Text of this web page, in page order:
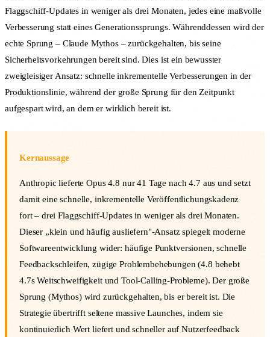
Flaggschiff-Updates in weniger als drei Monaten, jedes eine maßvolle
Verbesserung statt eines Generationssprungs. Währenddessen wird der
echte Sprung – Claude Mythos – zurückgehalten, bis seine
Sicherheitsvorkehrungen bereit sind. Dies ist ein bewusster
zweigleisiger Ansatz: schnelle inkrementelle Verbesserungen in der
Produktionslinie, während der große Sprung für den Zeitpunkt
aufgespart wird, an dem er wirklich bereit ist.
Kernaussage
Anthropic lieferte Opus 4.8 nur 41 Tage nach 4.7 aus und setzt
damit eine schnelle, inkrementelle Veröffentlichungskadenz
fort – drei Flaggschiff-Updates in weniger als drei Monaten.
Dieser „klein und häufig ausliefern"-Ansatz spiegelt moderne
Softwareentwicklung wider: häufige Punktversionen, schnelle
Feedbackschleifen, zügige Problembehebungen (4.8 behebt
4.7s Weitschweifigkeit und Tool-Calling-Probleme). Der große
Sprung (Mythos) wird zurückgehalten, bis er bereit ist. Die
Strategie übertrifft seltene massive Launches, indem sie
kontinuierlich Wert liefert und schneller auf Nutzerfeedback